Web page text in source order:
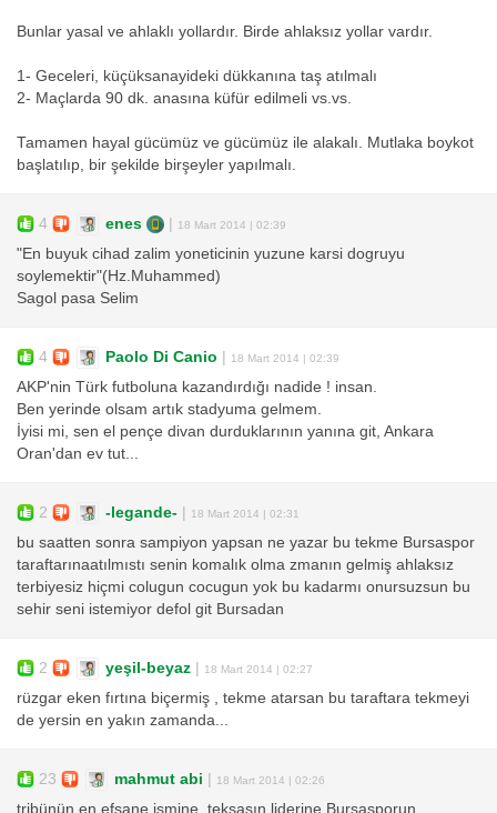
Bunlar yasal ve ahlaklı yollardır. Birde ahlaksız yollar vardır.
1- Geceleri, küçüksanayideki dükkanına taş atılmalı
2- Maçlarda 90 dk. anasına küfür edilmeli vs.vs.
Tamamen hayal gücümüz ve gücümüz ile alakalı. Mutlaka boykot
başlatılıp, bir şekilde birşeyler yapılmalı.
4 enes | 18 Mart 2014 | 02:39
"En buyuk cihad zalim yoneticinin yuzune karsi dogruyu
soylemektir"(Hz.Muhammed)
Sagol pasa Selim
4 Paolo Di Canio | 18 Mart 2014 | 02:39
AKP'nin Türk futboluna kazandırdığı nadide ! insan.
Ben yerinde olsam artık stadyuma gelmem.
İyisi mi, sen el pençe divan durduklarının yanına git, Ankara
Oran'dan ev tut...
2 -legande- | 18 Mart 2014 | 02:31
bu saatten sonra sampiyon yapsan ne yazar bu tekme Bursaspor
taraftarınaatılmıstı senin komalık olma zmanın gelmiş ahlaksız
terbiyesiz hiçmi colugun cocugun yok bu kadarmı onursuzsun bu
sehir seni istemiyor defol git Bursadan
2 yeşil-beyaz | 18 Mart 2014 | 02:27
rüzgar eken fırtına biçermiş , tekme atarsan bu taraftara tekmeyi
de yersin en yakın zamanda...
23 mahmut abi | 18 Mart 2014 | 02:26
tribünün en efsane ismine, teksasın liderine Bursasporun